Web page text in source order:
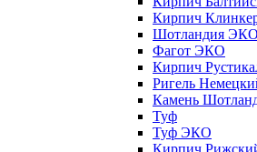
Кирпич
Шотландия ЭКО
Фагот ЭКО
Кирпич
Ригель
Камень
Туф
Туф ЭКО
Кирпич